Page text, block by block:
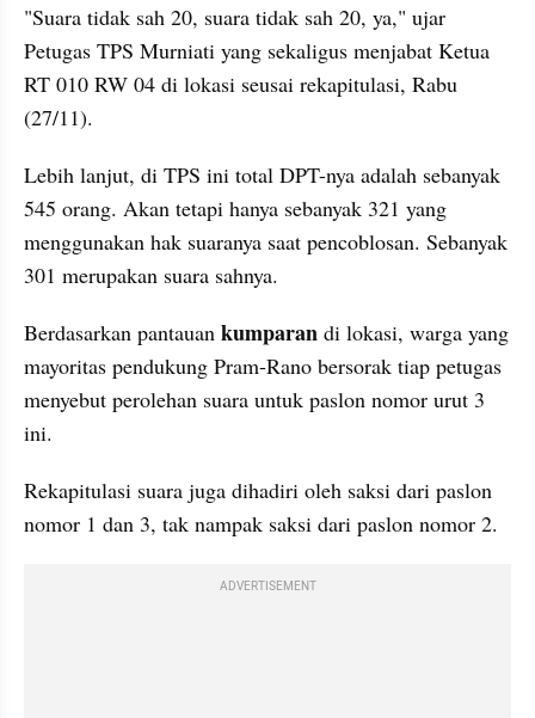
"Suara tidak sah 20, suara tidak sah 20, ya," ujar
Petugas TPS Murniati yang sekaligus menjabat Ketua
RT 010 RW 04 di lokasi seusai rekapitulasi, Rabu
(27/11).
Lebih lanjut, di TPS ini total DPT-nya adalah sebanyak
545 orang. Akan tetapi hanya sebanyak 321 yang
menggunakan hak suaranya saat pencoblosan. Sebanyak
301 merupakan suara sahnya.
Berdasarkan pantauan kumparan di lokasi, warga yang
mayoritas pendukung Pram-Rano bersorak tiap petugas
menyebut perolehan suara untuk paslon nomor urut 3
ini.
Rekapitulasi suara juga dihadiri oleh saksi dari paslon
nomor 1 dan 3, tak nampak saksi dari paslon nomor 2.
ADVERTISEMENT